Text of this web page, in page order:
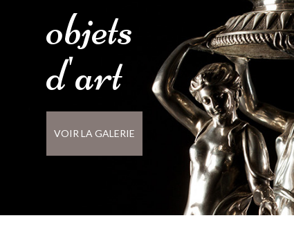
objets
d'art
VOIR LA GALERIE